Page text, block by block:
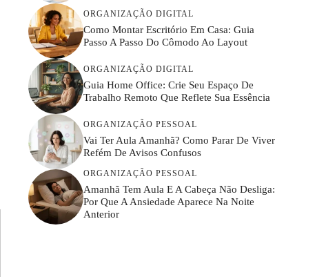
ORGANIZAÇÃO DIGITAL
Como Montar Escritório Em Casa: Guia
Passo A Passo Do Cômodo Ao Layout
ORGANIZAÇÃO DIGITAL
Guia Home Office: Crie Seu Espaço De
Trabalho Remoto Que Reflete Sua Essência
ORGANIZAÇÃO PESSOAL
Vai Ter Aula Amanhã? Como Parar De Viver
Refém De Avisos Confusos
ORGANIZAÇÃO PESSOAL
Amanhã Tem Aula E A Cabeça Não Desliga:
Por Que A Ansiedade Aparece Na Noite
Anterior